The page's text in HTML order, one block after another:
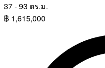
37 - 93 ตร.ม.
฿ 1,615,000